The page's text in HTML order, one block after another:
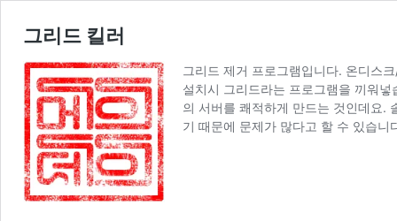
그리드 킬러
그리드 제거 프로그램입니다. 온디스
설치시 그리드라는 프로그램을 끼워
의 서버를 쾌적하게 만드는 것인데요.
기 때문에 문제가 많다고 할 수 있습